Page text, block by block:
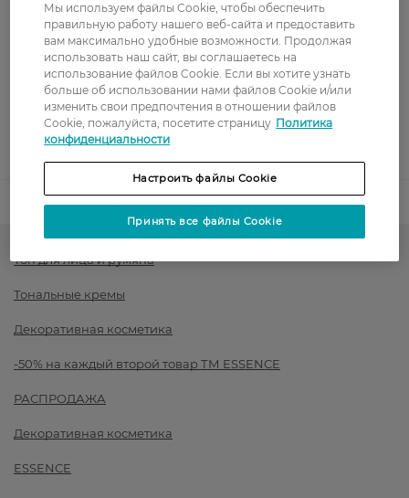
Оплата
Оплата картой
Послеоплата
Код товара 1420375
Тон для лица и румяна
Тональные кремы
Декоративная косметика
-50% на каждый второй товар ТМ ESSENCE
РАСПРОДАЖА
Декоративная косметика
ESSENCE
Мы используем файлы Cookie, чтобы обеспечить
правильную работу нашего веб-сайта и предоставить
вам максимально удобные возможности. Продолжая
использовать наш сайт, вы соглашаетесь на
использование файлов Cookie. Если вы хотите узнать
больше об использовании нами файлов Cookie и/или
изменить свои предпочтения в отношении файлов
Cookie, пожалуйста, посетите страницу Политика
конфиденциальности
Настроить файлы Cookie
Принять все файлы Cookie